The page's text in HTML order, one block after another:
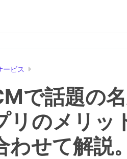
ービス
で話題の
リのメリッ
せて解説。